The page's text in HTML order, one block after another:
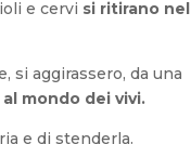
e cervi si ritirano nel
si aggirassero, da una
mondo dei vivi.
e di stenderla.